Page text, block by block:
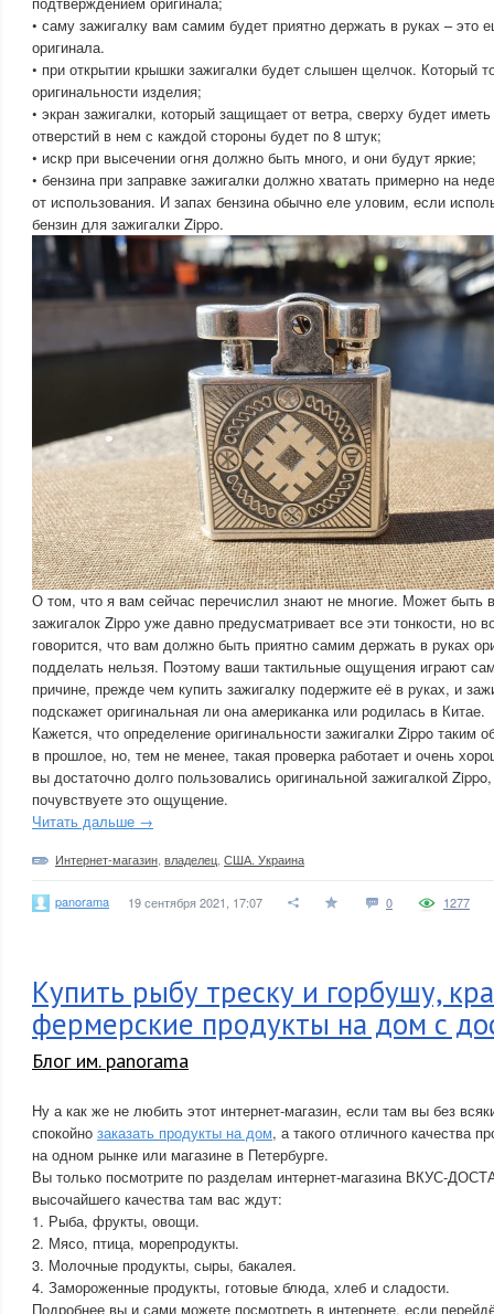
• саму зажигалку вам самим будет приятно держать в руках – это
оригинала.
• при открытии крышки зажигалки будет слышен щелчок. Который
оригинальности изделия;
• экран зажигалки, который защищает от ветра, сверху будет
отверстий в нем с каждой стороны будет по 8 штук;
• искр при высечении огня должно быть много, и они будут яркие;
• бензина при заправке зажигалки должно хватать примерно на
от использования. И запах бензина обычно еле уловим, если
бензин для зажигалки Zippo.
О том, что я вам сейчас перечислил знают не многие. Может быть
зажигалок Zippo уже давно предусматривает все эти тонкости, но
говорится, что вам должно быть приятно самим держать в руках
подделать нельзя. Поэтому ваши тактильные ощущения играют
причине, прежде чем купить зажигалку подержите её в руках, и
подскажет оригинальная ли она американка или родилась в Китае.
Кажется, что определение оригинальности зажигалки Zippo таким
в прошлое, но, тем не менее, такая проверка работает и очень
вы достаточно долго пользовались оригинальной зажигалкой
почувствуете это ощущение.
Читать дальше →
Интернет-магазин владелец США. Украина
panorama 19 сентября 2021, 17:07 0 1277
Купить рыбу треску и горбушу,
фермерские продукты на дом с
Блог им. panorama
Ну а как же не любить этот интернет-магазин, если там вы без
спокойно заказать продукты на дом, а такого отличного качества
на одном рынке или магазине в Петербурге.
Вы только посмотрите по разделам интернет-магазина ВКУС-
высочайшего качества там вас ждут:
1. Рыба, фрукты, овощи.
2. Мясо, птица, морепродукты.
3. Молочные продукты, сыры, бакалея.
4. Замороженные продукты, готовые блюда, хлеб и сладости.
Подробнее вы и сами можете посмотреть в интернете, если